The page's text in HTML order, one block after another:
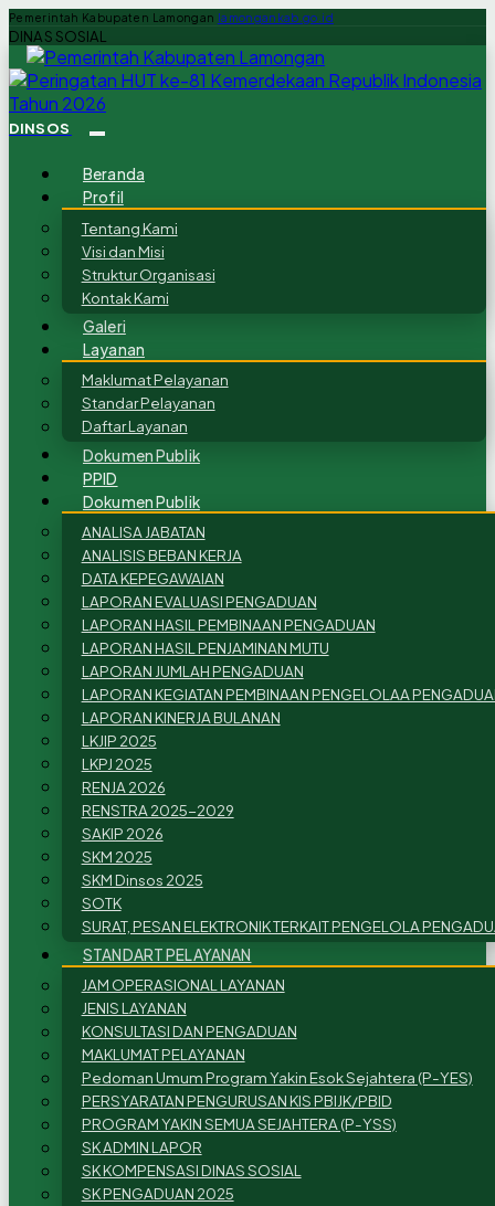
Pemerintah Kabupaten Lamongan lamongankab.go.id
DINAS SOSIAL
DINSOS
Beranda
Profil
Tentang Kami
Visi dan Misi
Struktur Organisasi
Kontak Kami
Galeri
Layanan
Maklumat Pelayanan
Standar Pelayanan
Daftar Layanan
Dokumen Publik
PPID
Dokumen Publik
ANALISA JABATAN
ANALISIS BEBAN KERJA
DATA KEPEGAWAIAN
LAPORAN EVALUASI PENGADUAN
LAPORAN HASIL PEMBINAAN PENGADUAN
LAPORAN HASIL PENJAMINAN MUTU
LAPORAN JUMLAH PENGADUAN
LAPORAN KEGIATAN PEMBINAAN PENGELOLAA
LAPORAN KINERJA BULANAN
LKJIP 2025
LKPJ 2025
RENJA 2026
RENSTRA 2025-2029
SAKIP 2026
SKM 2025
SKM Dinsos 2025
SOTK
SURAT, PESAN ELEKTRONIK TERKAIT PENGELOLA
STANDART PELAYANAN
JAM OPERASIONAL LAYANAN
JENIS LAYANAN
KONSULTASI DAN PENGADUAN
MAKLUMAT PELAYANAN
Pedoman Umum Program Yakin Esok Sejahtera (P-YES)
PERSYARATAN PENGURUSAN KIS PBIJK/PBID
PROGRAM YAKIN SEMUA SEJAHTERA (P-YSS)
SK ADMIN LAPOR
SK KOMPENSASI DINAS SOSIAL
SK PENGADUAN 2025